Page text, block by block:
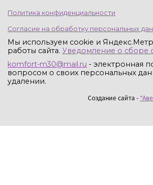
Политика конфиденциальности
Согласие на обработку персональных
Мы используем cookie и
работы сайта. Уведомление о сборе
komfort-m30@mail.ru - электронная
вопросом о своих персональных
удалении.
Создание сайта -